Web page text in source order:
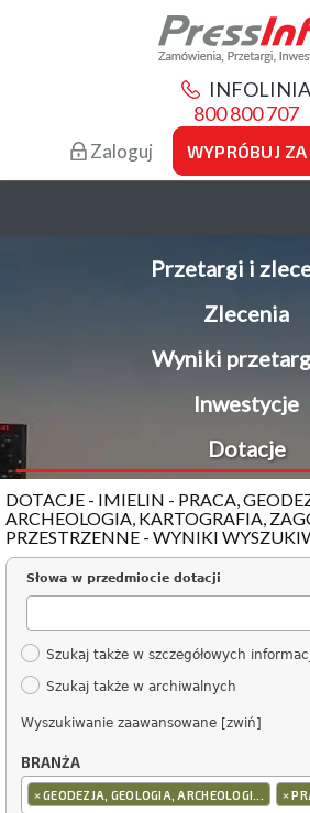
INFOLINIA
800 800 707
Zaloguj WYPRÓBUJ
Przetargi i
Zlecenia
Wyniki
Inwestycje
Dotacje
DOTACJE - IMIELIN - PRACA,
ARCHEOLOGIA, KARTOGRAFIA,
PRZESTRZENNE - WYNIKI
Słowa w przedmiocie dotacji
Szukaj także w szczegółowych
Szukaj także w archiwalnych
Wyszukiwanie zaawansowane [zwiń]
BRANŻA
×GEODEZJA, GEOLOGIA, ARCHEOLOGI... ×